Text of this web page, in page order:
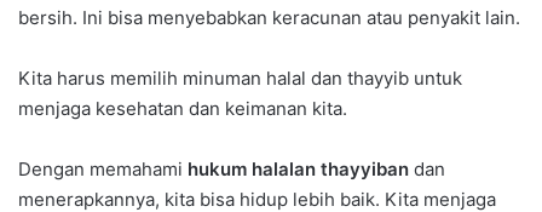
bersih. Ini bisa menyebabkan keracunan atau penyakit lain.
Kita harus memilih minuman halal dan thayyib untuk
menjaga kesehatan dan keimanan kita.
Dengan memahami hukum halalan thayyiban dan
menerapkannya, kita bisa hidup lebih baik. Kita menjaga